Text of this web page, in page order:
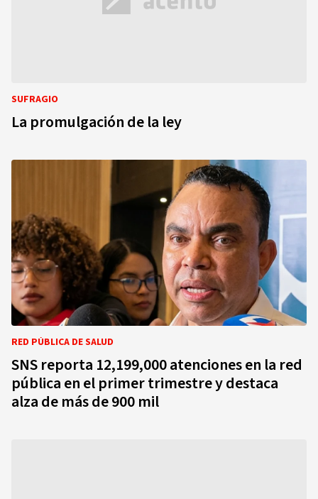
SUFRAGIO
La promulgación de la ley
RED PÚBLICA DE SALUD
SNS reporta 12,199,000 atenciones en la red
pública en el primer trimestre y destaca
alza de más de 900 mil